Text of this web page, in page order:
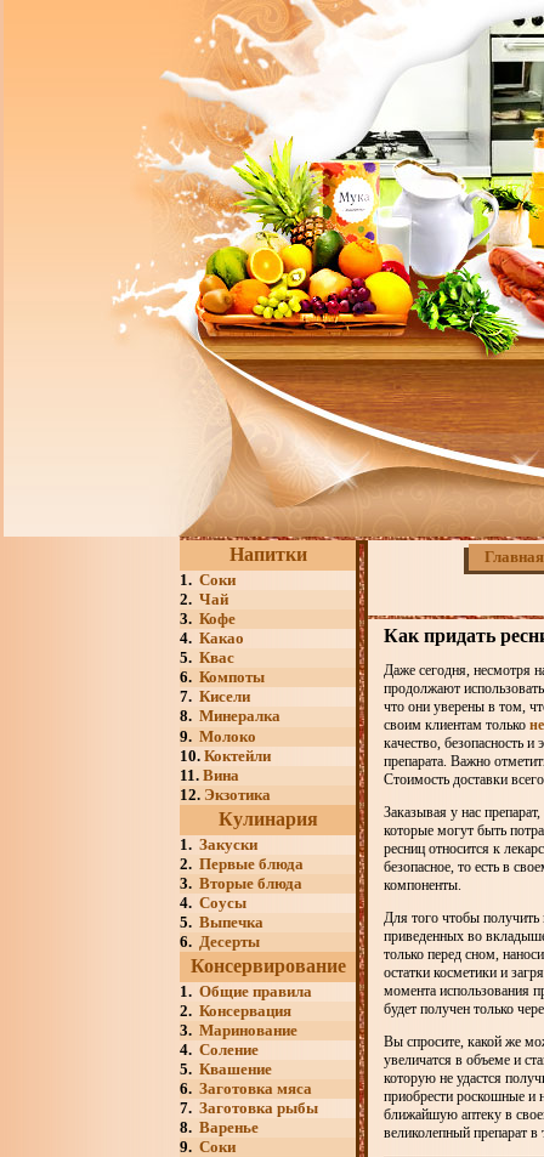
Напитки
1. Соки
2. Чай
3. Кофе
4. Какао
5. Квас
6. Компоты
7. Кисели
8. Минералка
9. Молоко
10. Коктейли
11. Вина
12. Экзотика
Кулинария
1. Закуски
2. Первые блюда
3. Вторые блюда
4. Соусы
5. Выпечка
6. Десерты
Консервирование
1. Общие правила
2. Консервация
3. Маринование
4. Соление
5. Квашение
6. Заготовка мяса
7. Заготовка рыбы
8. Варенье
9. Соки
Главная
Как придать
Даже сегодня, несмотря
продолжают
что они уверены в том,
своим клиентам только
качество, безопасность
препарата. Важно
Стоимость доставки
Заказывая у нас
которые могут быть
ресниц относится к
безопасное, то есть в
компоненты.
Для того чтобы получить
приведенных во
только перед сном,
остатки косметики и
момента использования
будет получен только
Вы спросите, какой же
увеличатся в объеме и
которую не удастся
приобрести роскошные и
ближайшую аптеку в
великолепный препарат